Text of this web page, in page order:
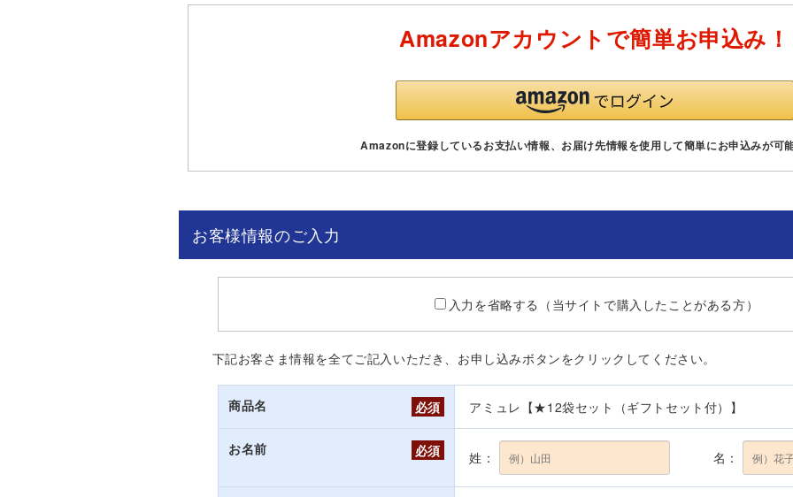
Amazonアカウントで簡単お申込み！
Amazonに登録しているお支払い情報、お届け先情報を使用して簡単にお申込みが可
お客様情報のご入力
入力を省略する（当サイトで購入したことがある方）
下記お客さま情報を全てご記入いただき、お申し込みボタンをクリックしてください。
商品名 必須 アミュレ【★12袋セット（ギフトセット付）】
お名前 必須 姓： 名：